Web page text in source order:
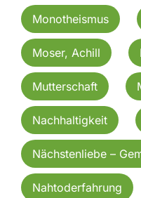
Monotheismus
Moser, Achill
Mutterschaft
Nachhaltigkeit
Nächstenliebe –
Nahtoderfahrung